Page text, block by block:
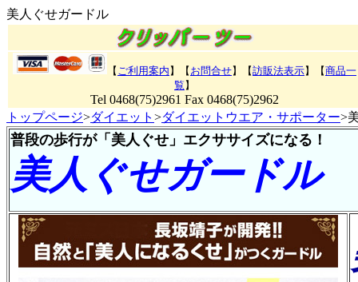
美人ぐせガードル
【 ご利用案内 】【 お問合せ】【訪販法表示】【商品一
覧 】
Tel 0468(75)2961 Fax 0468(75)2962
トップページ>ダイエット >ダイエットウエア・サポーター>
普段の歩行が「美人ぐせ」エクササイズになる！
美人ぐせガードル